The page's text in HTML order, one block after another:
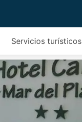
Servicios turísticos